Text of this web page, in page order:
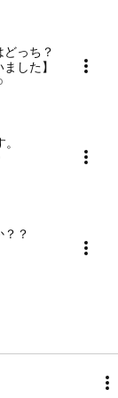
っち？
した】
？